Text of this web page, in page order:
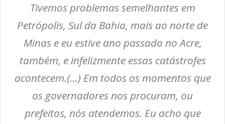
Tivemos problemas semelhantes em
Petrópolis, Sul da Bahia, mais ao norte de
Minas e eu estive ano passado no Acre,
também, e infelizmente essas catástrofes
acontecem.(…) Em todos os momentos que
os governadores nos procuram, ou
prefeitos, nós atendemos. Eu acho que